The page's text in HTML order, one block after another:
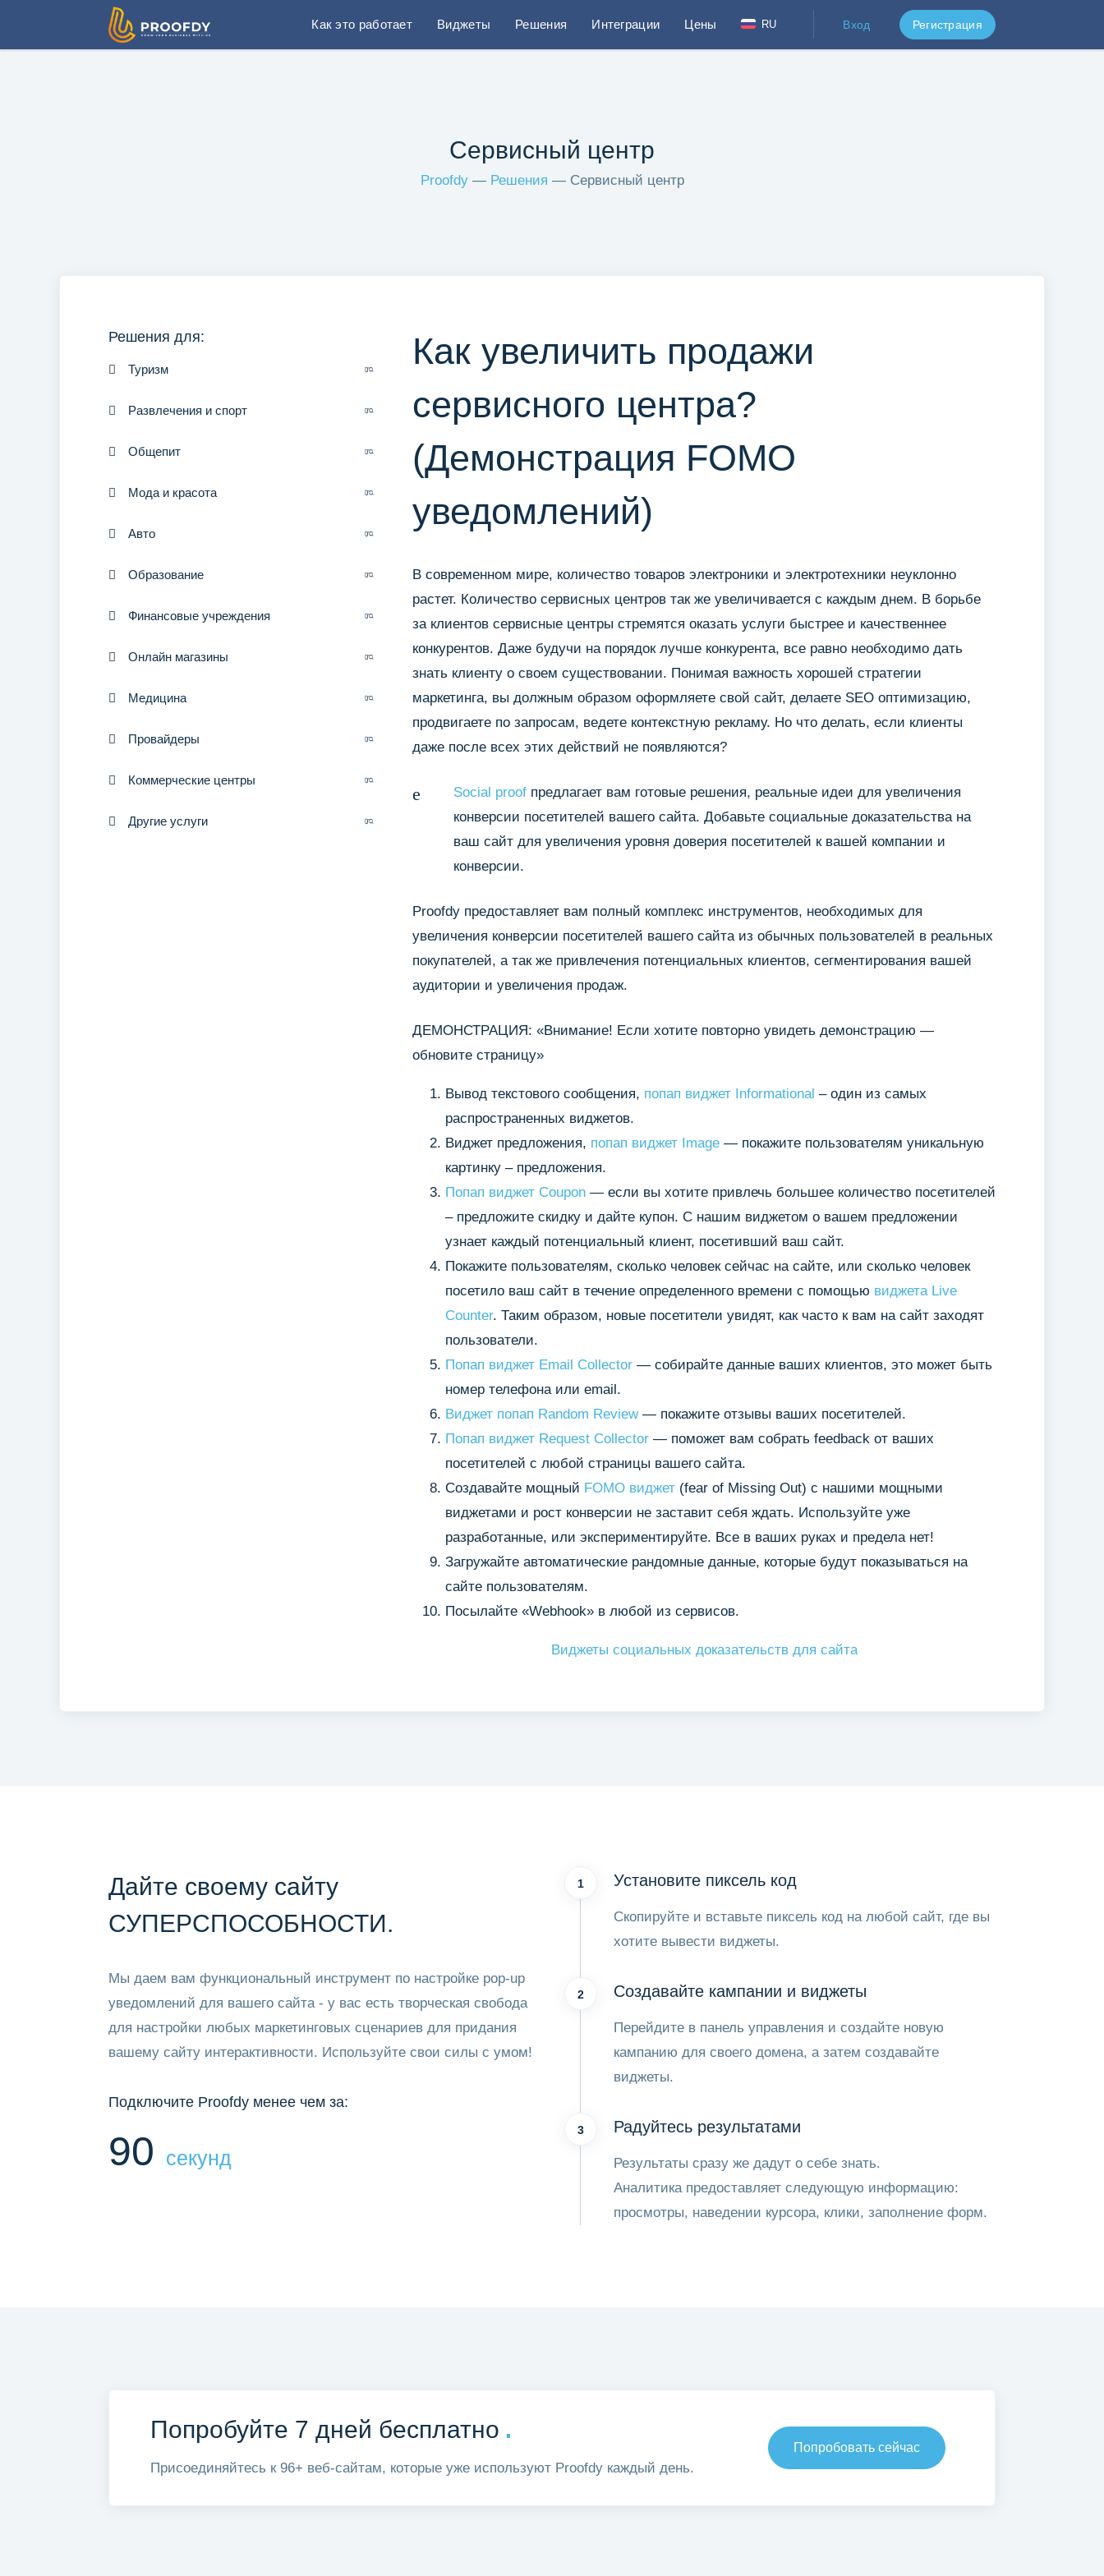
Как это работает Виджеты Решения Интеграции Цены RU Вход Регистрация
Сервисный центр
Proofdy— Решения — Сервисный центр
Решения для:
Туризм
Развлечения и спорт
Общепит
Мода и красота
Авто
Образование
Финансовые учреждения
Онлайн магазины
Медицина
Провайдеры
Коммерческие центры
Другие услуги
Как увеличить продажи
сервисного центра?
(Демонстрация FOMO
уведомлений)
В современном мире, количество товаров электроники и электротехники неуклонно
растет. Количество сервисных центров так же увеличивается с каждым днем. В борьбе
за клиентов сервисные центры стремятся оказать услуги быстрее и качественнее
конкурентов. Даже будучи на порядок лучше конкурента, все равно необходимо дать
знать клиенту о своем существовании. Понимая важность хорошей стратегии
маркетинга, вы должным образом оформляете свой сайт, делаете SEO оптимизацию,
продвигаете по запросам, ведете контекстную рекламу. Но что делать, если клиенты
даже после всех этих действий не появляются?
Social proof предлагает вам готовые решения, реальные идеи для увеличения
конверсии посетителей вашего сайта. Добавьте социальные доказательства на
ваш сайт для увеличения уровня доверия посетителей к вашей компании и
конверсии.
Proofdy предоставляет вам полный комплекс инструментов, необходимых для
увеличения конверсии посетителей вашего сайта из обычных пользователей в реальных
покупателей, а так же привлечения потенциальных клиентов, сегментирования вашей
аудитории и увеличения продаж.
ДЕМОНСТРАЦИЯ: «Внимание! Если хотите повторно увидеть демонстрацию —
обновите страницу»
Вывод текстового сообщения, попап виджет Informational – один из самых
распространенных виджетов.
Виджет предложения, попап виджет Image — покажите пользователям уникальную
картинку – предложения.
Попап виджет Coupon — если вы хотите привлечь большее количество посетителей
– предложите скидку и дайте купон. С нашим виджетом о вашем предложении
узнает каждый потенциальный клиент, посетивший ваш сайт.
Покажите пользователям, сколько человек сейчас на сайте, или сколько человек
посетило ваш сайт в течение определенного времени с помощью виджета Live
Counter. Таким образом, новые посетители увидят, как часто к вам на сайт заходят
пользователи.
Попап виджет Email Collector — собирайте данные ваших клиентов, это может быть
номер телефона или email.
Виджет попап Random Review— покажите отзывы ваших посетителей.
Попап виджет Request Collector — поможет вам собрать feedback от ваших
посетителей с любой страницы вашего сайта.
Создавайте мощный FOMO виджет (fear of Missing Out) с нашими мощными
виджетами и рост конверсии не заставит себя ждать. Используйте уже
разработанные, или экспериментируйте. Все в ваших руках и предела нет!
Загружайте автоматические рандомные данные, которые будут показываться на
сайте пользователям.
Посылайте «Webhook» в любой из сервисов.
Виджеты социальных доказательств для сайта
Дайте своему сайту
СУПЕРСПОСОБНОСТИ.
Мы даем вам функциональный инструмент по настройке pop-up
уведомлений для вашего сайта - у вас есть творческая свобода
для настройки любых маркетинговых сценариев для придания
вашему сайту интерактивности. Используйте свои силы с умом!
Подключите Proofdy менее чем за:
90 секунд
1 Установите пиксель код
Скопируйте и вставьте пиксель код на любой сайт, где вы
хотите вывести виджеты.
2 Создавайте кампании и виджеты
Перейдите в панель управления и создайте новую
кампанию для своего домена, а затем создавайте
виджеты.
3 Радуйтесь результатами
Результаты сразу же дадут о себе знать.
Аналитика предоставляет следующую информацию:
просмотры, наведении курсора, клики, заполнение форм.
Попробуйте 7 дней бесплатно .
Присоединяйтесь к 96+ веб-сайтам, которые уже используют Proofdy каждый день.
Попробовать сейчас